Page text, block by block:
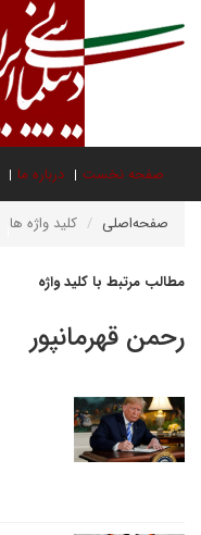
صفحه نخست درباره ما
صفحه‌اصلی کلید واژه ها
مطالب مرتبط با کلید واژه
رحمن قهرمانپور